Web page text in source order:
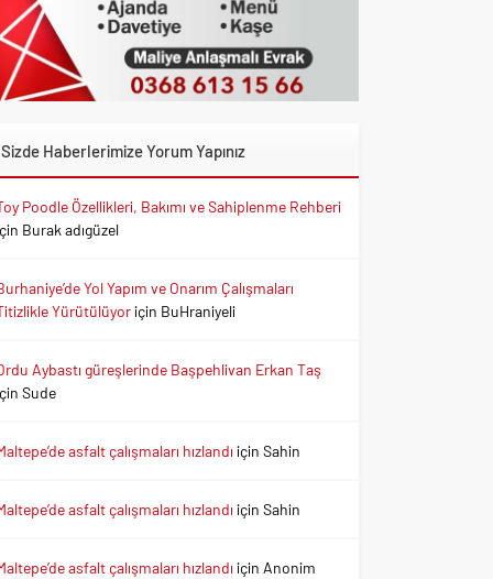
Sizde Haberlerimize Yorum Yapınız
Poodle Özellikleri, Bakımı ve Sahiplenme Rehberi
Burak adıgüzel
Yol Yapım ve Onarım Çalışmaları
Yürütülüyoriçin BuHraniyeli
Aybastı güreşlerinde Başpehlivan Erkan Taş
Sude
asfalt çalışmaları hızlandı içinSahin
asfalt çalışmaları hızlandı içinSahin
asfalt çalışmaları hızlandı için Anonim